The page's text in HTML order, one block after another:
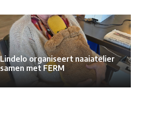
Lindelo organiseert naaiatelier
samen met FERM